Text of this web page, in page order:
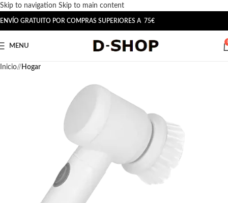
Skip to navigation Skip to main content
ENVÍO GRATUITO POR COMPRAS SUPERIORES A 75€
MENU
Inicio/ Hogar